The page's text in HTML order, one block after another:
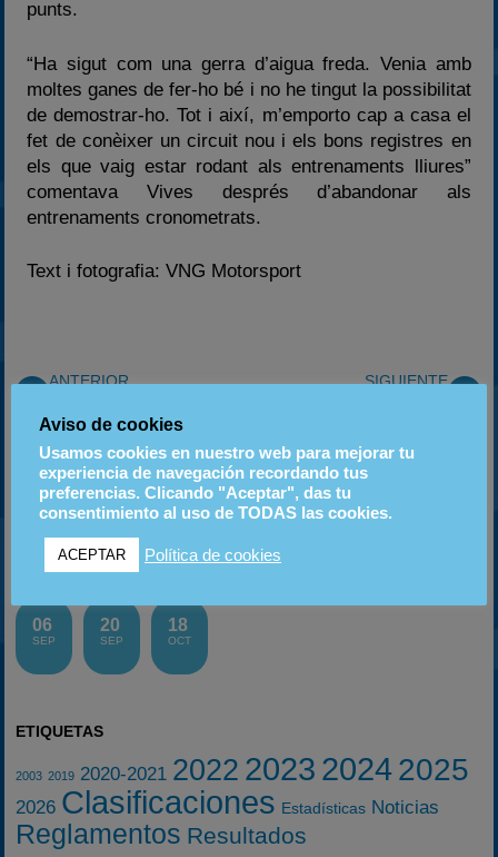
punts.
“Ha sigut com una gerra d’aigua freda. Venia amb
moltes ganes de fer-ho bé i no he tingut la possibilitat
de demostrar-ho. Tot i així, m’emporto cap a casa el
fet de conèixer un circuit nou i els bons registres en
els que vaig estar rodant als entrenaments lliures”
comentava Vives després d’abandonar als
entrenaments cronometrats.
Text i fotografia: VNG Motorsport
ANTERIOR SIGUIENTE
Instagram
PRÓXIMOS EVENTOS
06
SEP
20
SEP
18
OCT
ETIQUETAS
2003 2019 2020-2021 2022 2023 20242025
2026 Clasificaciones Estadísticas Noticias
Reglamentos Resultados
Aviso de cookies
Usamos cookies en nuestro web para mejorar tu
experiencia de navegación recordando tus
preferencias. Clicando "Aceptar", das tu
consentimiento al uso de TODAS las cookies.
ACEPTAR Política de cookies